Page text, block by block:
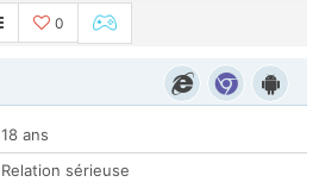
0
18 ans
Relation sérieuse